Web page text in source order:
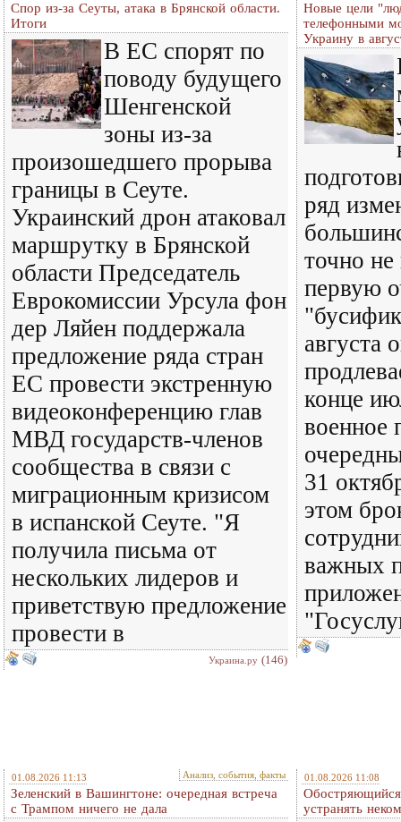
Спор из-за Сеуты, атака в Брянской области.
Итоги
В ЕС спорят по
поводу будущего
Шенгенской
зоны из-за
произошедшего прорыва
границы в Сеуте.
Украинский дрон атаковал
маршрутку в Брянской
области Председатель
Еврокомиссии Урсула фон
дер Ляйен поддержала
предложение ряда стран
ЕС провести экстренную
видеоконференцию глав
МВД государств-членов
сообщества в связи с
миграционным кризисом
в испанской Сеуте. "Я
получила письма от
нескольких лидеров и
приветствую предложение
провести в
Украина.ру (146)
Новые цели
телефонными
Украину в
ряд
точно не
первую
августа
конце
военное
31
этом
важных
01.08.2026 11:13 Анализ, события, факты
Зеленский в Вашингтоне: очередная встреча
c Трампом ничего не дала
01.08.2026 11:08
устранять